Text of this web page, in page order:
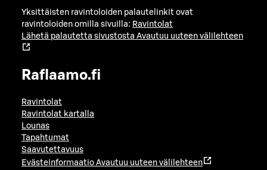
Yksittäisten ravintoloiden palautelinkit ovat
ravintoloiden omilla sivuilla: Ravintolat
Lähetä palautetta sivustosta Avautuu uuteen välilehteen
Raflaamo.fi
Ravintolat
Ravintolat kartalla
Lounas
Tapahtumat
Saavutettavuus
Evästeinformaatio Avautuu uuteen välilehteen